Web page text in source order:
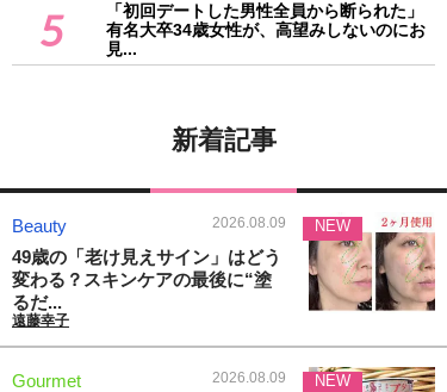
5
「初回デートした男性全員から断られた」
有名大卒34歳女性が、高望みしないのにお
見...
新着記事
Beauty 2026.08.09
49歳の「老け見えサイン」はどう
変わる？スキンケアの最後に“塗
るだ...
遠藤幸子
NEW
Gourmet 2026.08.09 NEW